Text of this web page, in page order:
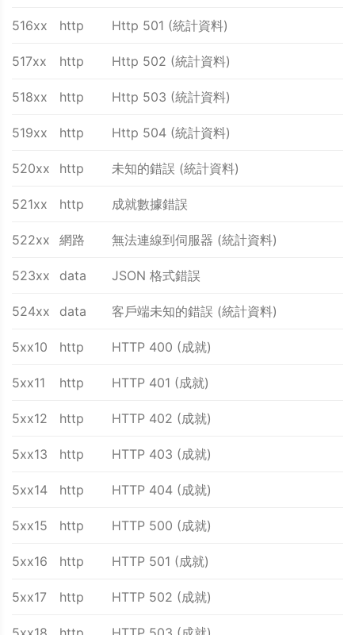
516xx http Http 501 (統計資料)
517xx http Http 502 (統計資料)
518xx http Http 503 (統計資料)
519xx http Http 504 (統計資料)
520xx http 未知的錯誤 (統計資料)
521xx http 成就數據錯誤
522xx 網路 無法連線到伺服器 (統計資料)
523xx data JSON 格式錯誤
524xx data 客戶端未知的錯誤 (統計資料)
5xx10 http HTTP 400 (成就)
5xx11 http HTTP 401 (成就)
5xx12 http HTTP 402 (成就)
5xx13 http HTTP 403 (成就)
5xx14 http HTTP 404 (成就)
5xx15 http HTTP 500 (成就)
5xx16 http HTTP 501 (成就)
5xx17 http HTTP 502 (成就)